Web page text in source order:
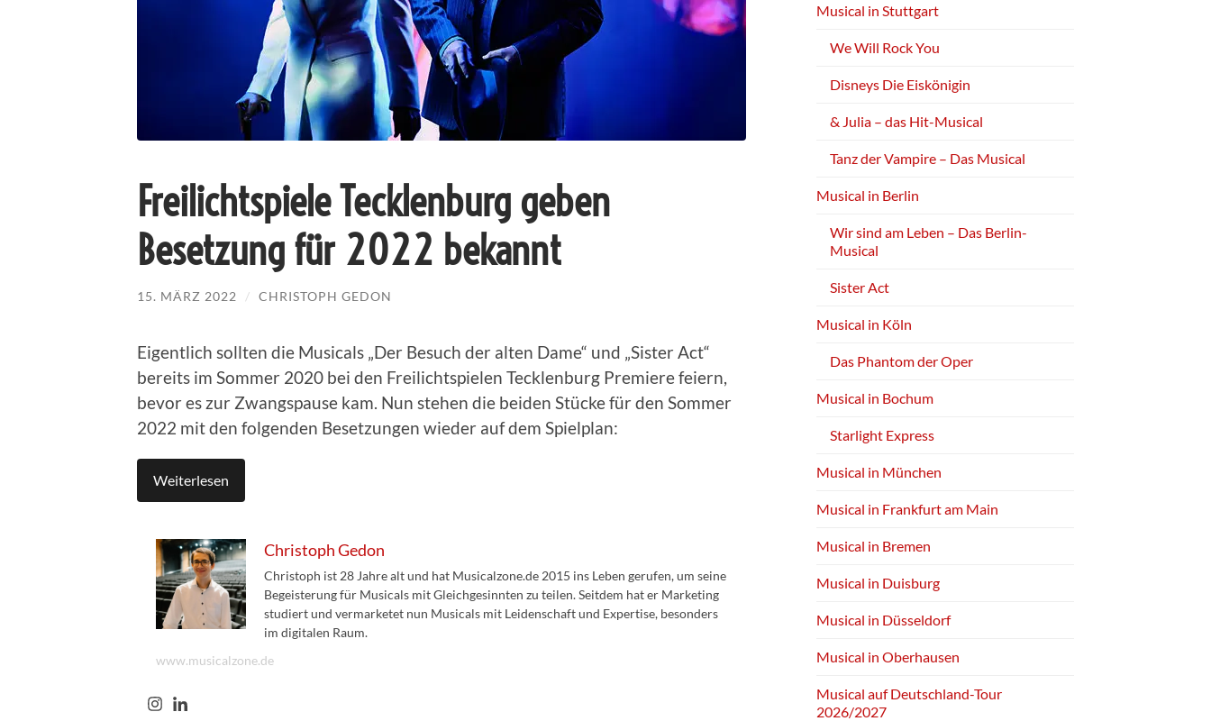
Freilichtspiele Tecklenburg geben
Besetzung für 2022 bekannt
15. MÄRZ 2022 / CHRISTOPH GEDON
Eigentlich sollten die Musicals „Der Besuch der alten Dame“ und „Sister Act“
bereits im Sommer 2020 bei den Freilichtspielen Tecklenburg Premiere feiern,
bevor es zur Zwangspause kam. Nun stehen die beiden Stücke für den Sommer
2022 mit den folgenden Besetzungen wieder auf dem Spielplan:
Weiterlesen
Christoph Gedon
Christoph ist 28 Jahre alt und hat Musicalzone.de 2015 ins Leben gerufen, um seine
Begeisterung für Musicals mit Gleichgesinnten zu teilen. Seitdem hat er Marketing
studiert und vermarketet nun Musicals mit Leidenschaft und Expertise, besonders
im digitalen Raum.
www.musicalzone.de
Musical in Stuttgart
We Will Rock You
Disneys Die Eiskönigin
& Julia – das Hit-Musical
Tanz der Vampire – Das Musical
Musical in Berlin
Wir sind am Leben – Das Berlin-
Musical
Sister Act
Musical in Köln
Das Phantom der Oper
Musical in Bochum
Starlight Express
Musical in München
Musical in Frankfurt am Main
Musical in Bremen
Musical in Duisburg
Musical in Düsseldorf
Musical in Oberhausen
Musical auf Deutschland-Tour
2026/2027